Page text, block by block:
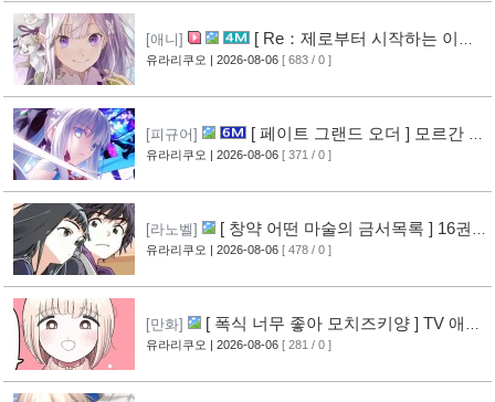
[애니]
[ Re：제로부터 시작하는 이세
계 생활 ] 4기 탈환편 PV 영상 공개
유라리쿠오 | 2026-08-06 [ 683 / 0 ]
[피규어]
[ 페이트 그랜드 오더 ] 모르간 르
페이 신작 피규어 공개
[7]
유라리쿠오 | 2026-08-06 [ 371 / 0 ]
[라노벨]
[ 창약 어떤 마술의 금서목록 ] 16권
표지 공개
[9]
유라리쿠오 | 2026-08-06 [ 478 / 0 ]
[만화]
[ 폭식 너무 좋아 모치즈키양 ] TV 애니
메이션화 결정 [10]
유라리쿠오 | 2026-08-06 [ 281 / 0 ]